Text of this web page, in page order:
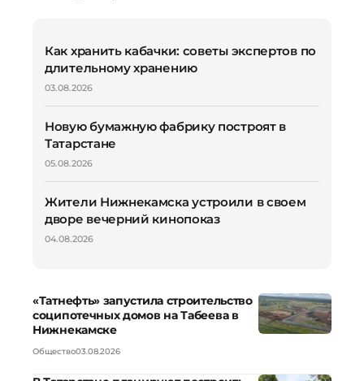
Как хранить кабачки: советы экспертов по
длительному хранению
03.08.2026
Новую бумажную фабрику построят в
Татарстане
05.08.2026
Жители Нижнекамска устроили в своем
дворе вечерний кинопоказ
04.08.2026
«Татнефть» запустила строительство
соципотечных домов на Табеева в
Нижнекамске
Общество03.08.2026